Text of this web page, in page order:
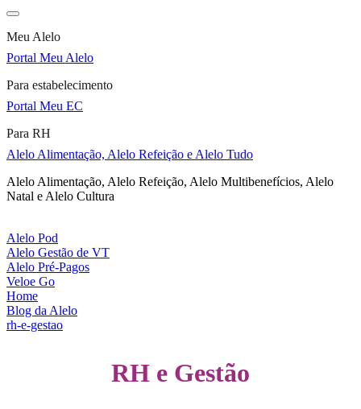
Meu Alelo
Portal Meu Alelo
Para estabelecimento
Portal Meu EC
Para RH
Alelo Alimentação, Alelo Refeição e Alelo Tudo
Alelo Alimentação, Alelo Refeição, Alelo Multibenefícios, Alelo
Natal e Alelo Cultura
Alelo Pod
Alelo Gestão de VT
Alelo Pré-Pagos
Veloe Go
Home
Blog da Alelo
rh-e-gestao
RH e Gestão